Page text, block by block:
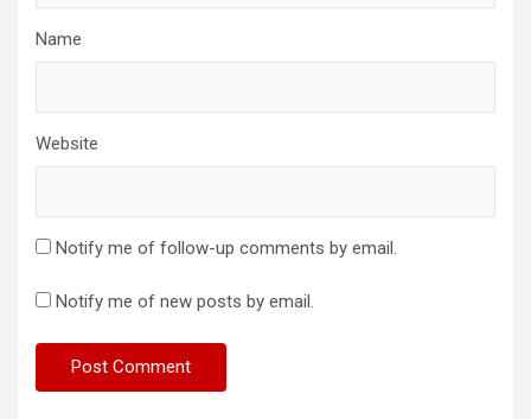
Name
Website
Notify me of follow-up comments by email.
Notify me of new posts by email.